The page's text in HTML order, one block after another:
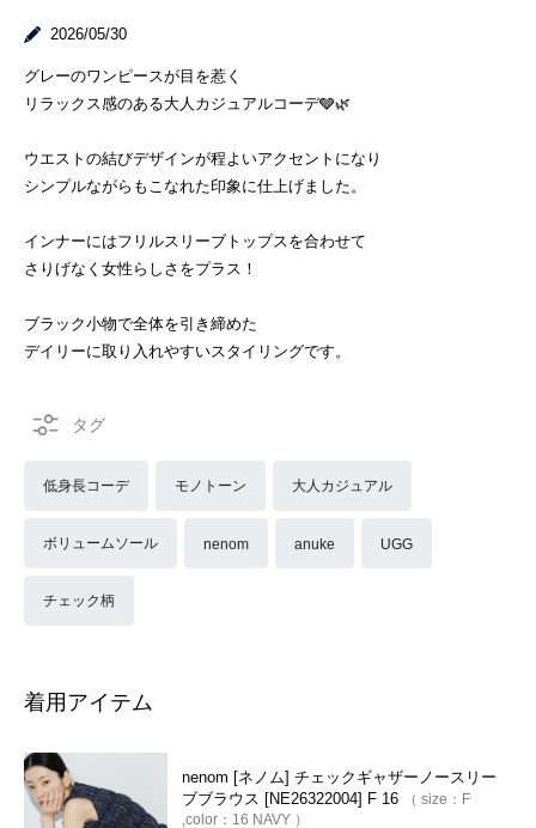
2026/05/30
グレーのワンピースが目を惹く
リラックス感のある大人カジュアルコーデ🩶🌿
ウエストの結びデザインが程よいアクセントになり
シンプルながらもこなれた印象に仕上げました。
インナーにはフリルスリーブトップスを合わせて
さりげなく女性らしさをプラス！
ブラック小物で全体を引き締めた
デイリーに取り入れやすいスタイリングです。
低身長コーデ モノトーン 大人カジュアル
ボリュームソール nenom anuke UGG
チェック柄
着用アイテム
nenom [ネノム] チェックギャザーノースリー
ブブラウス [NE26322004] F 16
size： F
color： 16 NAVY